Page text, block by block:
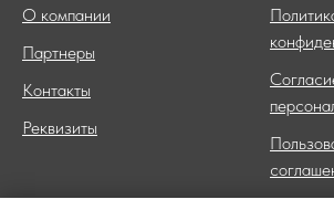
О компании
Партнеры
Контакты
Реквизиты